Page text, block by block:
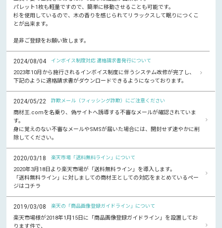
パレット1枚も軽量ですので、簡単に移動させることも可能です。
杉を使用しているので、木の香りを感じられてリラックスして眠りにつくこ
とが出来ます。
是非ご登録をお願い致します。
2024/08/04 インボイス制度対応 適格請求書発行について
2023年10月から施行されるインボイス制度に伴うシステム改修が完了し、
下記のように適格請求書がダウンロードできるようになっております。
2024/05/22 詐欺メール（フィッシング詐欺）にご注意ください
商材王.comを名乗り、偽サイトへ誘導する不審なメールが確認されていま
す。
身に覚えのない不審なメールやSMSが届いた場合には、開封せず速やかに削
除してください。
2020/03/18 楽天市場「送料無料ライン」について
2020年3月18日より楽天市場が「送料無料ライン」を導入します。
「送料無料ライン」に対しましての商材王としての対応をまとめているペー
ジはコチラ
2019/03/08 楽天の「商品画像登録ガイドライン」について
楽天市場様が2018年1月15日に「商品画像登録ガイドライン」を設置してお
ります件で、